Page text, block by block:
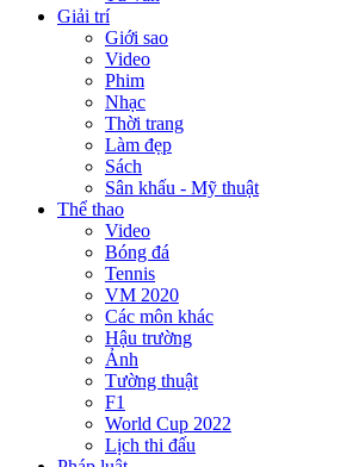
Giải trí
Giới sao
Video
Phim
Nhạc
Thời trang
Làm đẹp
Sách
Sân khấu - Mỹ thuật
Thể thao
Video
Bóng đá
Tennis
VM 2020
Các môn khác
Hậu trường
Ảnh
Tường thuật
F1
World Cup 2022
Lịch thi đấu